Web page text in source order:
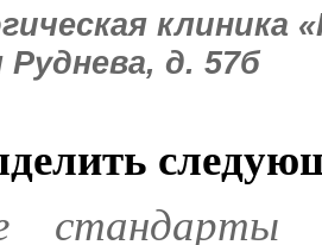
клиника
Руднева, д. 57б
стандарты